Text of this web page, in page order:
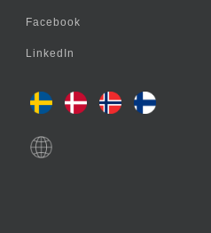
Facebook
LinkedIn